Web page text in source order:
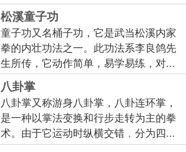
松溪童子功
童子功又名桶子功，它是武当松溪内家
拳的内壮功法之一。此功法系李良鸽先
生所传，它动作简单，易学易练，对...
八卦掌
八卦掌又称游身八卦掌，八卦连环掌，
是一种以掌法变换和行步走转为主的拳
术。由于它运动时纵横交错﹐分为四...